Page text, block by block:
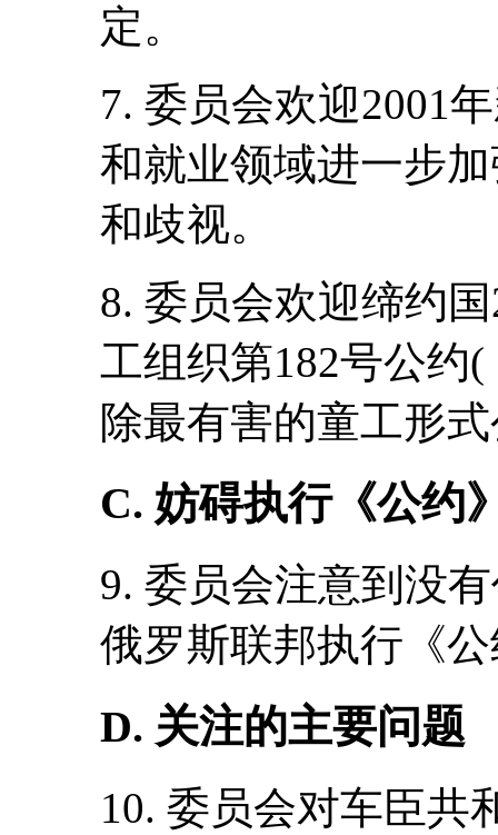
定。
7. 委员会欢迎2001
和就业领域进一步
和歧视。
8. 委员会欢迎缔约
工组织第182号公约
除最有害的童工形
C. 妨碍执行《公约
9. 委员会注意到没
俄罗斯联邦执行《
D. 关注的主要问题
10. 委员会对车臣共